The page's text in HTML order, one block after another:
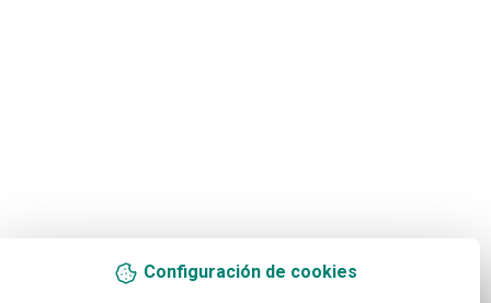
Configuración de cookies